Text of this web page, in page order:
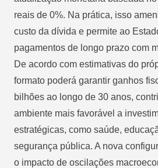
reais de 0%. Na prática, isso
custo da dívida e permite ao
pagamentos de longo prazo com
De acordo com estimativas do
formato poderá garantir ganhos
bilhões ao longo de 30 anos,
ambiente mais favorável a
estratégicas, como saúde,
segurança pública. A nova
o impacto de oscilações